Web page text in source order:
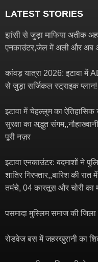
LATEST STORIES
झांसी से जुड़ा माफिया अतीक
एनकाउंटर,जेल में अली और अब
कांवड़ यात्रा 2026: इटावा में
से जुड़ा सर्जिकल स्ट्राइक
इटावा में चेहल्लुम का
सुरक्षा का अद्भुत
पूरी नज़र
इटावा एनकाउंटर: बदमाशों ने
शातिर गिरफ्तार,,बारिश की
तमंचे, 04 कारतूस और चोरी का
पसमादा मुस्लिम समाज की
रोडवेज बस में जहरखुरानी का